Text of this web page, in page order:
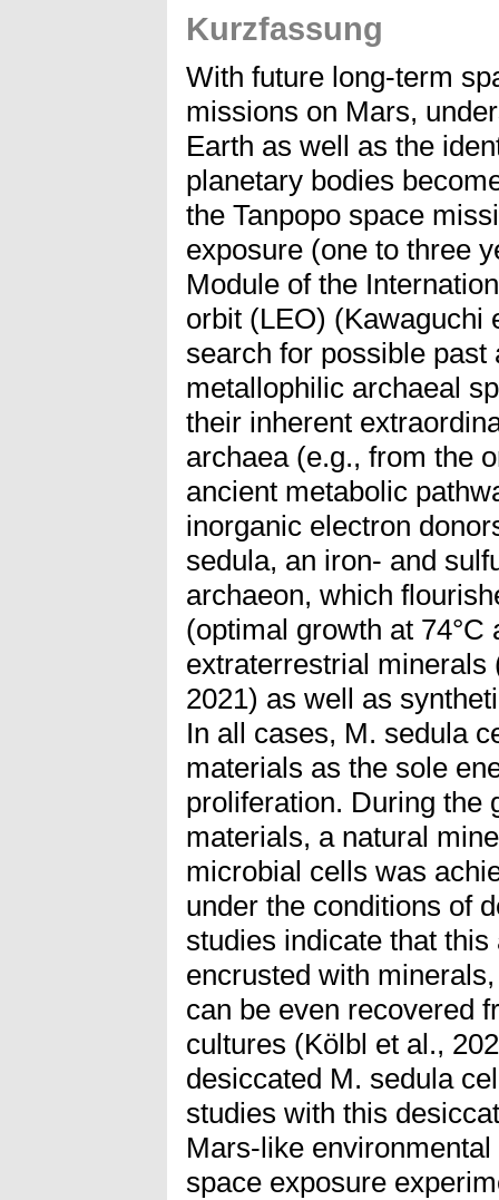
Kurzfassung
With future long-term
missions on Mars,
Earth as well as the
planetary bodies
the Tanpopo space
exposure (one to three
Module of the
orbit (LEO) (Kawaguchi
search for possible
metallophilic archaeal
their inherent
archaea (e.g., from the
ancient metabolic
inorganic electron
sedula, an iron- and
archaeon, which
(optimal growth at
extraterrestrial
2021) as well as
In all cases, M. sedula
materials as the sole
proliferation. During the
materials, a natural
microbial cells was
under the conditions of
studies indicate that
encrusted with
can be even recovered
cultures (Kölbl et al.,
desiccated M. sedula
studies with this
Mars-like
space exposure